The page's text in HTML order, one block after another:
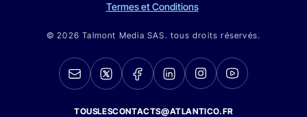
Termes et Conditions
© 2026 Talmont Media SAS. tous droits réservés.
TOUSLESCONTACTS@ATLANTICO.FR